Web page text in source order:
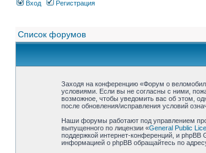
Вход Регистрация
Список форумов
Заходя на конференцию «Форум о
условиями. Если вы не согласны с ними,
возможное, чтобы уведомить вас об этом,
после обновления/исправления условий
Наши форумы работают под управлением
выпущенного по лицензии «General Public
поддержкой интернет-конференций, и phpBB
информацией о phpBB обращайтесь по